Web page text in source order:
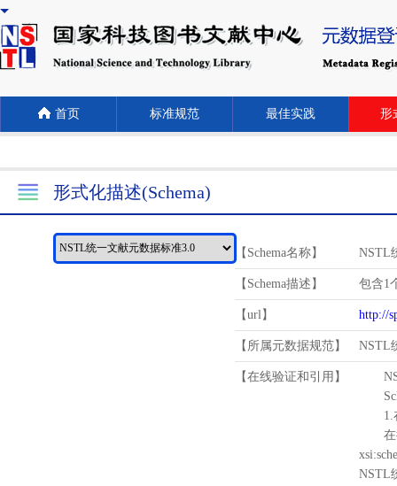
首页 标准规范 最佳实践 形
形式化描述(Schema)
【Schema名称】 NSTL
【Schema描述】 包含1
【url】 http://
【所属元数据规范】 NSTL
【在线验证和引用】
1.
在待
NSTL